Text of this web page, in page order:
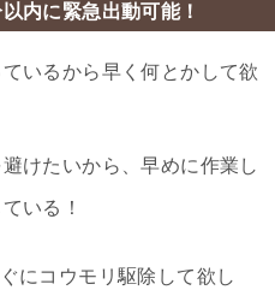
内に緊急出動可能！
いるから早く何とかして欲
けたいから、早めに作業し
いる！
にコウモリ駆除して欲し